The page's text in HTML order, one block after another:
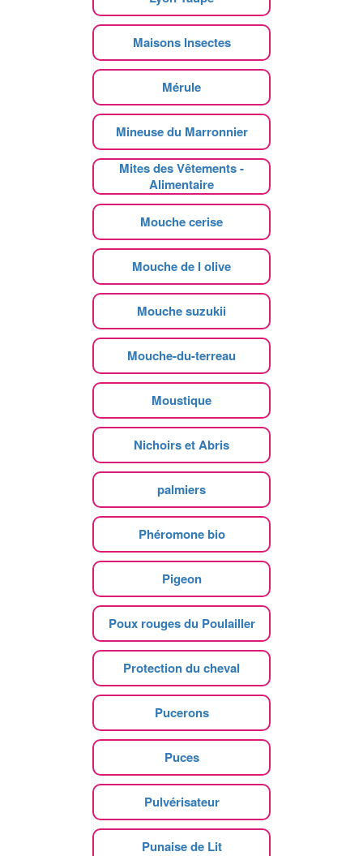
Maisons Insectes
Mérule
Mineuse du Marronnier
Mites des Vêtements -
Alimentaire
Mouche cerise
Mouche de l olive
Mouche suzukii
Mouche-du-terreau
Moustique
Nichoirs et Abris
palmiers
Phéromone bio
Pigeon
Poux rouges du Poulailler
Protection du cheval
Pucerons
Puces
Pulvérisateur
Punaise de Lit